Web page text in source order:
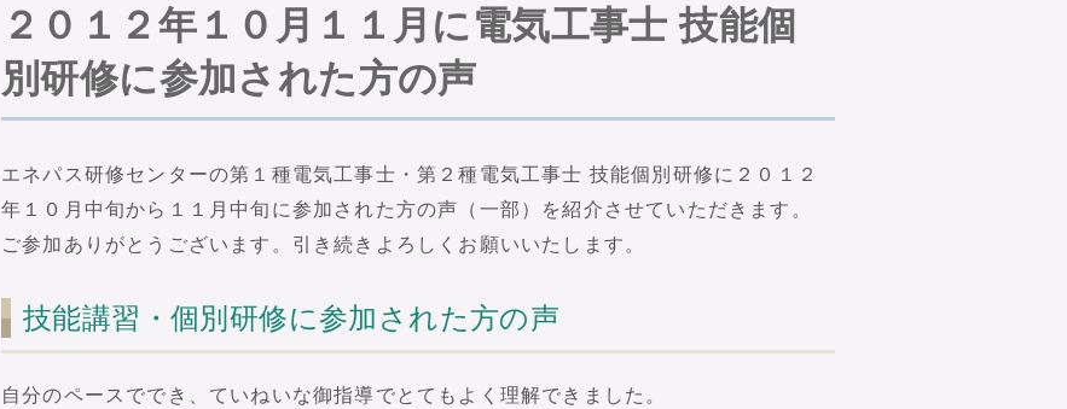
２０１２年１０月１１月に電気工事士 技能個
別研修に参加された方の声
エネパス研修センターの第１種電気工事士・第２種電気工事士 技能個別研修に２０１２
年１０月中旬から１１月中旬に参加された方の声（一部）を紹介させていただきます。
ご参加ありがとうございます。引き続きよろしくお願いいたします。
技能講習・個別研修に参加された方の声
自分のペースででき、ていねいな御指導でとてもよく理解できました。